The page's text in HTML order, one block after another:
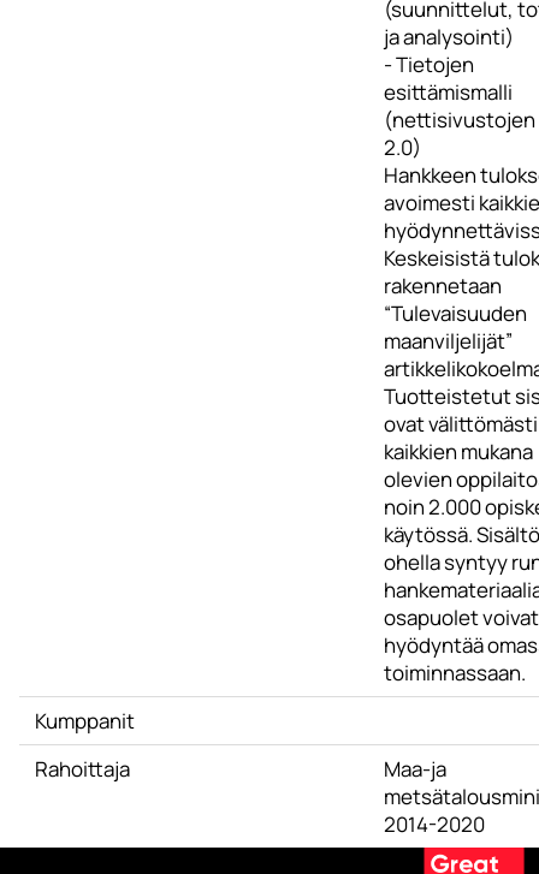
(suunnittelut,
ja analysointi)
- Tietojen
esittämismalli
(nettisivustojen
2.0)
Hankkeen
avoimesti
Keskeisistä
rakennetaan
“Tulevaisuuden
maanviljelijät”
Tuotteistetut
ovat välittömästi
kaikkien mukana
olevien
noin 2.000
käytössä.
ohella syntyy
osapuolet voivat
hyödyntää
toiminnassaan.
Kumppanit
Rahoittaja
Maa-ja
2014-2020